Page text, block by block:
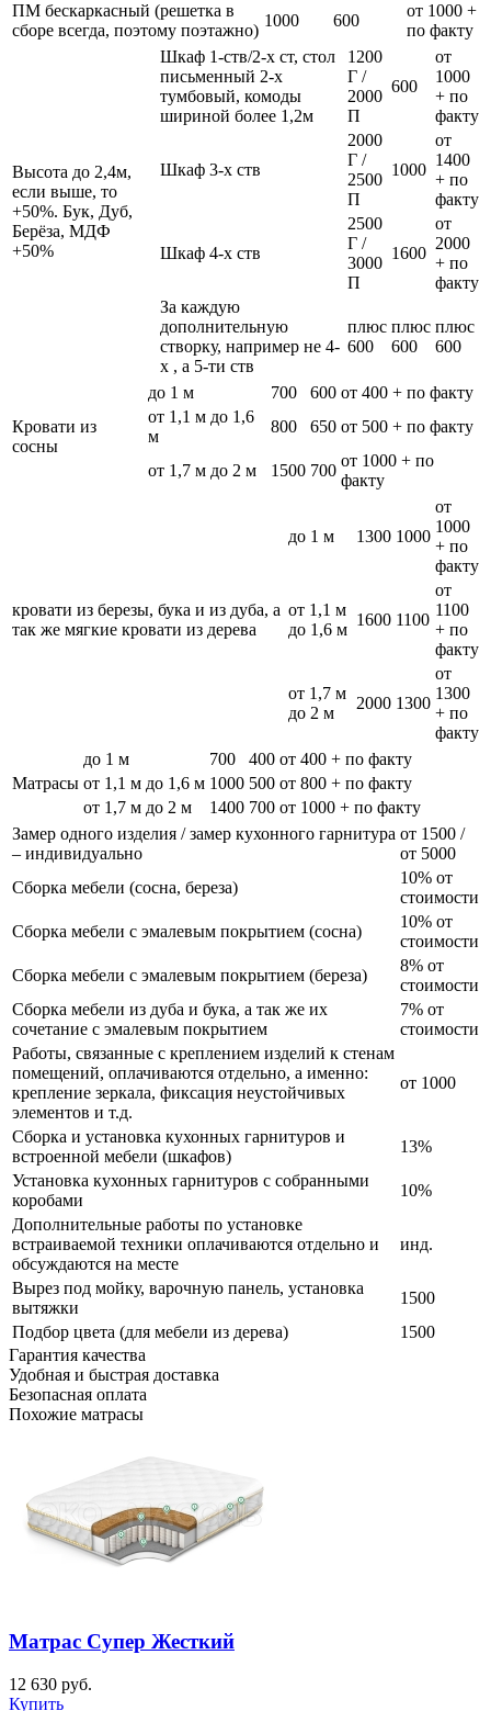
ПМ бескаркасный (решетка в
сборе всегда, поэтому поэтажно)
1000 600
от 1000 +
по факту
Высота до 2,4м,
если выше, то
+50%. Бук, Дуб,
Берёза, МДФ
+50%
Шкаф 1-ств/2-х ст, стол
письменный 2-х
тумбовый, комоды
шириной более 1,2м
1200
Г /
2000
П
600
от
1000
+ по
факту
Шкаф 3-х ств
2000
Г /
2500
П
1000
от
1400
+ по
факту
Шкаф 4-х ств
2500
Г /
3000
П
1600
от
2000
+ по
факту
За каждую
дополнительную
створку, например не 4-
х , а 5-ти ств
плюс
600
плюс
600
плюс
600
Кровати из
сосны
до 1 м 700 600 от 400 + по факту
от 1,1 м до 1,6
м
800 650 от 500 + по факту
от 1,7 м до 2 м 1500 700
от 1000 + по
факту
кровати из березы, бука и из дуба, а
так же мягкие кровати из дерева
до 1 м 1300 1000
от
1000
+ по
факту
от 1,1 м
до 1,6 м
1600 1100
от
1100
+ по
факту
от 1,7 м
до 2 м
2000 1300
от
1300
+ по
факту
Матрасы
до 1 м 700 400 от 400 + по факту
от 1,1 м до 1,6 м 1000 500 от 800 + по факту
от 1,7 м до 2 м
1400 700 от 1000 + по факту
Замер одного изделия / замер кухонного гарнитура
– индивидуально
от 1500 /
от 5000
Сборка мебели (сосна, береза)
10% от
стоимости
Сборка мебели с эмалевым покрытием (сосна)
10% от
стоимости
Сборка мебели с эмалевым покрытием (береза)
8% от
стоимости
Сборка мебели из дуба и бука, а так же их
сочетание с эмалевым покрытием
7% от
стоимости
Работы, связанные с креплением изделий к стенам
помещений, оплачиваются отдельно, а именно:
крепление зеркала, фиксация неустойчивых
элементов и т.д.
от 1000
Сборка и установка кухонных гарнитуров и
встроенной мебели (шкафов)
13%
Установка кухонных гарнитуров с собранными
коробами
10%
Дополнительные работы по установке
встраиваемой техники оплачиваются отдельно и
обсуждаются на месте
инд.
Вырез под мойку, варочную панель, установка
вытяжки
1500
Подбор цвета (для мебели из дерева)
1500
Гарантия качества
Удобная и быстрая доставка
Безопасная оплата
Похожие матрасы
Матрас Супер Жесткий
12 630 руб.
Купить